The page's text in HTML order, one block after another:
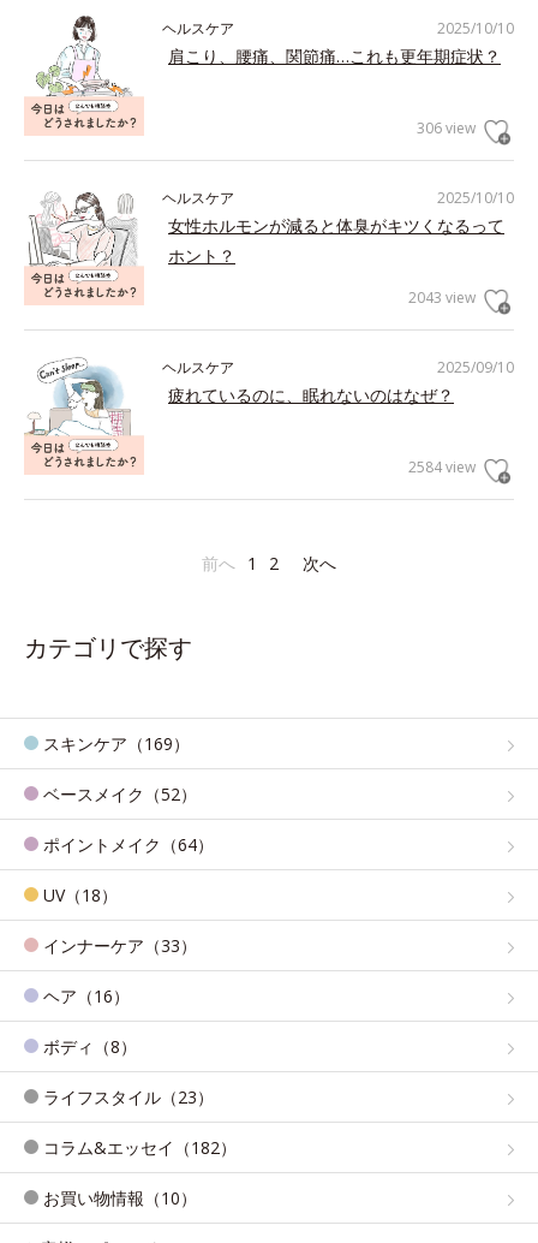
2025/10/10
ヘルスケア
肩こり、腰痛、関節痛…これも更年期症状？
306 view
2025/10/10
ヘルスケア
女性ホルモンが減ると体臭がキツくなるって
ホント？
2043 view
2025/09/10
ヘルスケア
疲れているのに、眠れないのはなぜ？
2584 view
前へ 1 2 次へ
カテゴリで探す
スキンケア（169）
ベースメイク（52）
ポイントメイク（64）
UV（18）
インナーケア（33）
ヘア（16）
ボディ（8）
ライフスタイル（23）
コラム&エッセイ（182）
お買い物情報（10）